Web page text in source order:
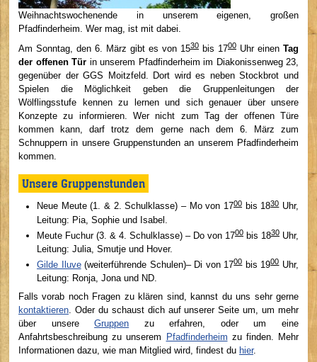
Weihnachtswochenende in unserem eigenen, großen
Pfadfinderheim. Wer mag, ist mit dabei.
Am Sonntag, den 6. März gibt es von 1530 bis 1700 Uhr einen Tag
der offenen Tür in unserem Pfadfinderheim im Diakonissenweg 23,
gegenüber der GGS Moitzfeld. Dort wird es neben Stockbrot und
Spielen die Möglichkeit geben die Gruppenleitungen der
Wölflingsstufe kennen zu lernen und sich genauer über unsere
Konzepte zu informieren. Wer nicht zum Tag der offenen Türe
kommen kann, darf trotz dem gerne nach dem 6. März zum
Schnuppern in unsere Gruppenstunden an unserem Pfadfinderheim
kommen.
Unsere Gruppenstunden
Neue Meute (1. & 2. Schulklasse) – Mo von 1700 bis 1830Uhr,
Leitung: Pia, Sophie und Isabel.
Meute Fuchur (3. & 4. Schulklasse) – Do von 1700 bis 1830 Uhr,
Leitung: Julia, Smutje und Hover.
Gilde Iluve(weiterführende Schulen)– Di von 1700bis 1900Uhr,
Leitung: Ronja, Jona und ND.
Falls vorab noch Fragen zu klären sind, kannst du uns sehr gerne
kontaktieren . Oder du schaust dich auf unserer Seite um, um mehr
über unsereGruppen zu erfahren, oder um eine
Anfahrtsbeschreibung zu unserem
Pfadfinderheim zu finden. Mehr
Informationen dazu, wie man Mitglied wird, findest du hier.